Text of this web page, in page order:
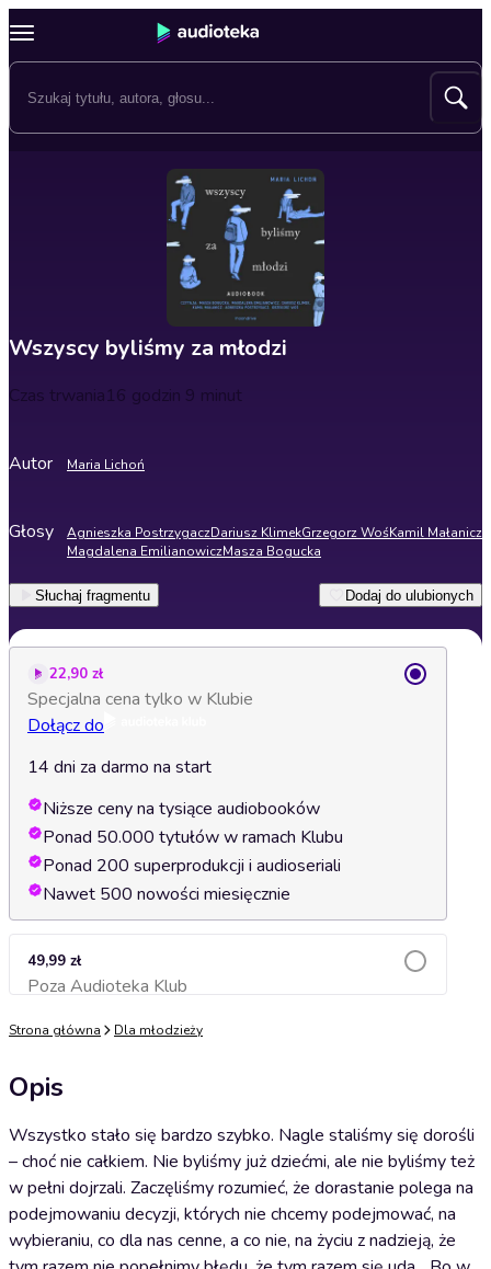
Wszyscy byliśmy za młodzi
Czas trwania16 godzin 9 minut
Autor Maria Lichoń
Głosy Agnieszka PostrzygaczDariusz KlimekGrzegorz WośKamil Małanicz
Magdalena EmilianowiczMasza Bogucka
Słuchaj fragmentu Dodaj do ulubionych
22,90 zł
Specjalna cena tylko w Klubie
Dołącz do
14 dni za darmo na start
Niższe ceny na tysiące audiobooków
Ponad 50.000 tytułów w ramach Klubu
Ponad 200 superprodukcji i audioseriali
Nawet 500 nowości miesięcznie
49,99 zł
Poza Audioteka KlubDodaj do koszyka
Strona główna Dla młodzieży
Opis
Wszystko stało się bardzo szybko. Nagle staliśmy się dorośli
– choć nie całkiem. Nie byliśmy już dziećmi, ale nie byliśmy też
w pełni dojrzali. Zaczęliśmy rozumieć, że dorastanie polega na
podejmowaniu decyzji, których nie chcemy podejmować, na
wybieraniu, co dla nas cenne, a co nie, na życiu z nadzieją, że